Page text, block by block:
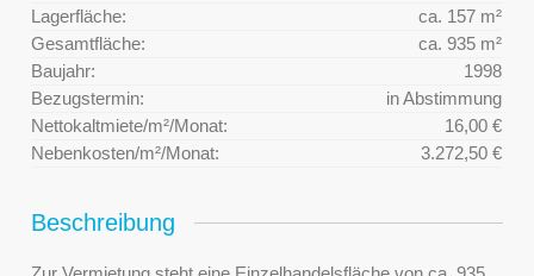
Lagerfläche:
ca. 157 m²
Gesamtfläche:
ca. 935 m²
Baujahr:
1998
Bezugstermin:
in Abstimmung
Nettokaltmiete/m²/Monat:
16,00 €
Nebenkosten/m²/Monat:
3.272,50 €
Beschreibung